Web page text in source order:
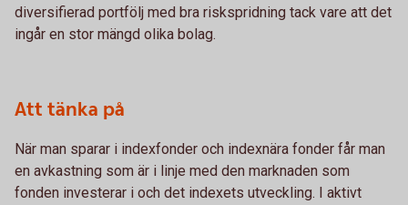
diversifierad portfölj med bra riskspridning tack vare att det
ingår en stor mängd olika bolag.
Att tänka på
När man sparar i indexfonder och indexnära fonder får man
en avkastning som är i linje med den marknaden som
fonden investerar i och det indexets utveckling. I aktivt